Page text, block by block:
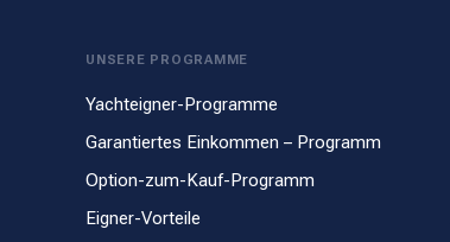
UNSERE PROGRAMME
Yachteigner-Programme
Garantiertes Einkommen – Programm
Option-zum-Kauf-Programm
Eigner-Vorteile